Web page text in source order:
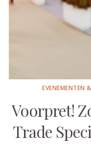
EVENEMENTEN
Voorpret!
Trade